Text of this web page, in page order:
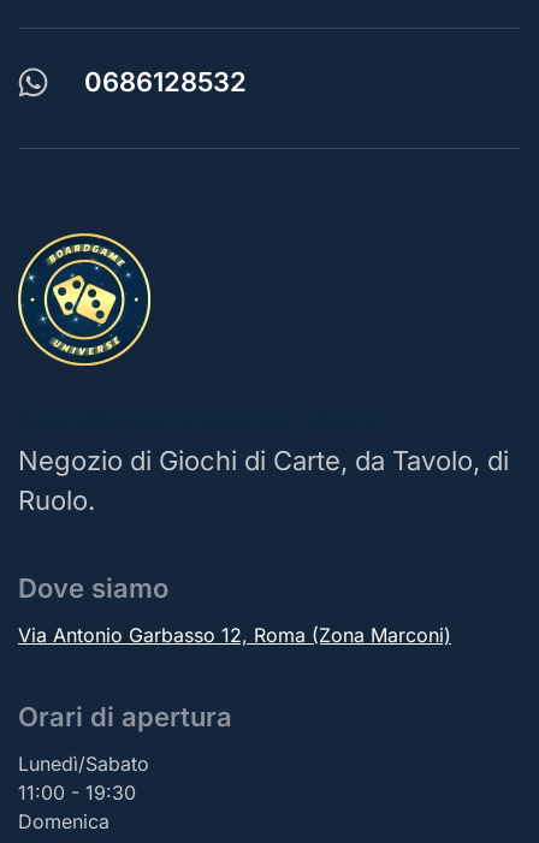
0686128532
Negozio di Giochi di Carte, da Tavolo, di
Ruolo.
Dove siamo
Via Antonio Garbasso 12, Roma (Zona Marconi)
Orari di apertura
Lunedì/Sabato
11:00 - 19:30
Domenica